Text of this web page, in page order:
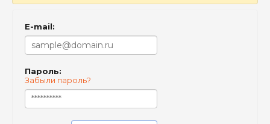
E-mail:
Пароль:
Забыли пароль?